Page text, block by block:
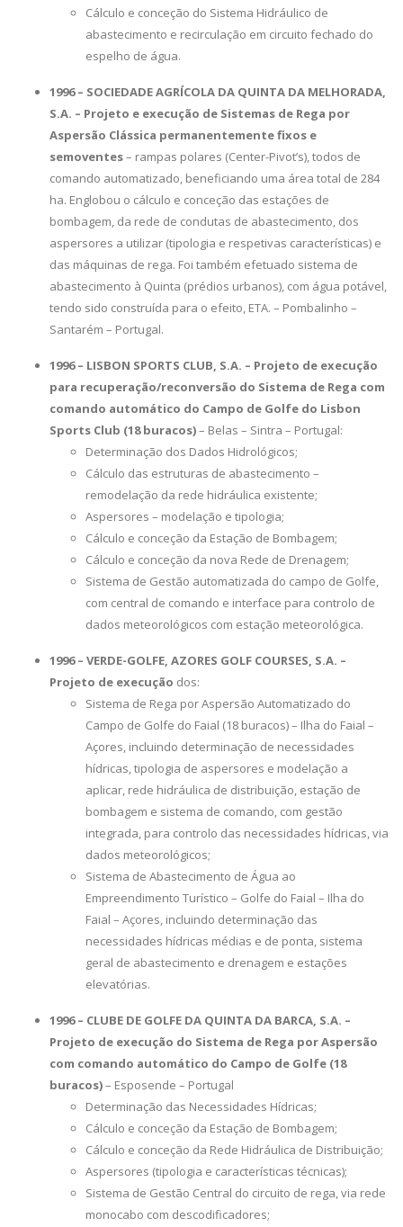
Cálculo e conceção do Sistema Hidráulico de
abastecimento e recirculação em circuito fechado do
espelho de água.
1996 – SOCIEDADE AGRÍCOLA DA QUINTA DA MELHORADA,
S.A. – Projeto e execução de Sistemas de Rega por
Aspersão Clássica permanentemente fixos e
semoventes– rampas polares (Center-Pivot’s), todos de
comando automatizado, beneficiando uma área total de 284
ha. Englobou o cálculo e conceção das estações de
bombagem, da rede de condutas de abastecimento, dos
aspersores a utilizar (tipologia e respetivas características) e
das máquinas de rega. Foi também efetuado sistema de
abastecimento à Quinta (prédios urbanos), com água potável,
tendo sido construída para o efeito, ETA. – Pombalinho –
Santarém – Portugal.
1996 – LISBON SPORTS CLUB, S.A. – Projeto de execução
para recuperação/reconversão do Sistema de Rega com
comando automático do Campo de Golfe do Lisbon
Sports Club (18 buracos)– Belas – Sintra – Portugal:
Determinação dos Dados Hidrológicos;
Cálculo das estruturas de abastecimento –
remodelação da rede hidráulica existente;
Aspersores – modelação e tipologia;
Cálculo e conceção da Estação de Bombagem;
Cálculo e conceção da nova Rede de Drenagem;
Sistema de Gestão automatizada do campo de Golfe,
com central de comando e interface para controlo de
dados meteorológicos com estação meteorológica.
1996 – VERDE-GOLFE, AZORES GOLF COURSES, S.A. –
Projeto de execução dos:
Sistema de Rega por Aspersão Automatizado do
Campo de Golfe do Faial (18 buracos) – Ilha do Faial –
Açores, incluindo determinação de necessidades
hídricas, tipologia de aspersores e modelação a
aplicar, rede hidráulica de distribuição, estação de
bombagem e sistema de comando, com gestão
integrada, para controlo das necessidades hídricas, via
dados meteorológicos;
Sistema de Abastecimento de Água ao
Empreendimento Turístico – Golfe do Faial – Ilha do
Faial – Açores, incluindo determinação das
necessidades hídricas médias e de ponta, sistema
geral de abastecimento e drenagem e estações
elevatórias.
1996 – CLUBE DE GOLFE DA QUINTA DA BARCA, S.A. –
Projeto de execução do Sistema de Rega por Aspersão
com comando automático do Campo de Golfe (18
buracos)– Esposende – Portugal
Determinação das Necessidades Hídricas;
Cálculo e conceção da Estação de Bombagem;
Cálculo e conceção da Rede Hidráulica de Distribuição;
Aspersores (tipologia e características técnicas);
Sistema de Gestão Central do circuito de rega, via rede
monocabo com descodificadores;